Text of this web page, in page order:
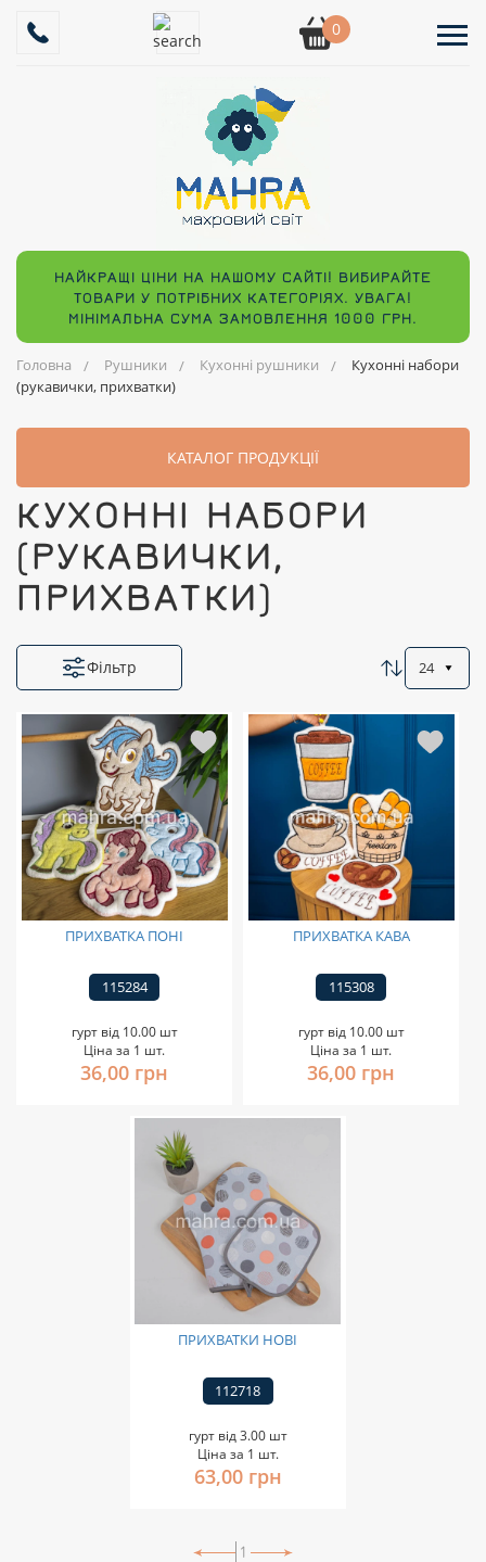
0
НАЙКРАЩІ ЦІНИ НА НАШОМУ САЙТІ! ВИБИРАЙТЕ
ТОВАРИ У ПОТРІБНИХ КАТЕГОРІЯХ. УВАГА!
МІНІМАЛЬНА СУМА ЗАМОВЛЕННЯ 1000 ГРН.
Головна Рушники Кухонні рушники
Кухонні набори
(рукавички, прихватки)
КАТАЛОГ ПРОДУКЦІЇ
КУХОННІ НАБОРИ
(РУКАВИЧКИ,
ПРИХВАТКИ)
Фільтр 24
ПРИХВАТКА ПОНІ
115284
гурт від 10.00 шт
Ціна за 1 шт.
36,00 грн
ПРИХВАТКА КАВА
115308
гурт від 10.00 шт
Ціна за 1 шт.
36,00 грн
ПРИХВАТКИ НОВІ
112718
гурт від 3.00 шт
Ціна за 1 шт.
63,00 грн
1